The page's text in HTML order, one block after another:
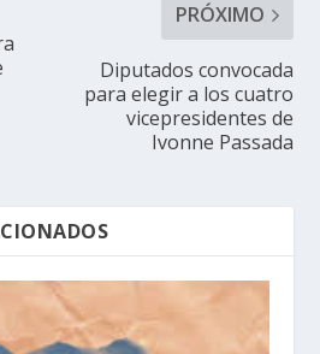
PRÓXIMO
Diputados convocada
para elegir a los cuatro
vicepresidentes de
Ivonne Passada